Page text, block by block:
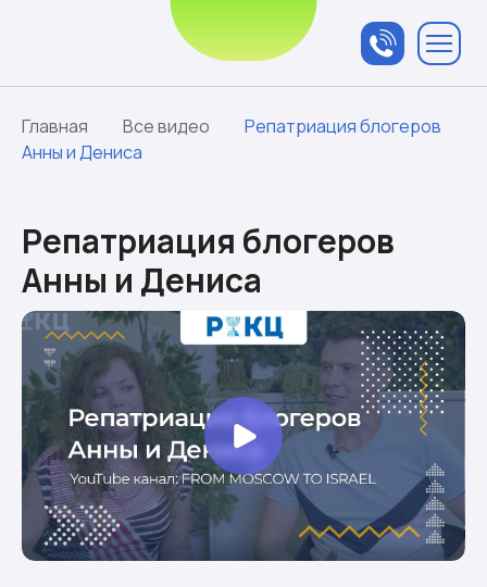
менеджером
Главная Все видео
Репатриация блогеров
Анны и Дениса
Репатриация блогеров
Анны и Дениса